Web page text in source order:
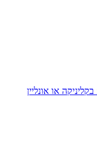
או אונליין